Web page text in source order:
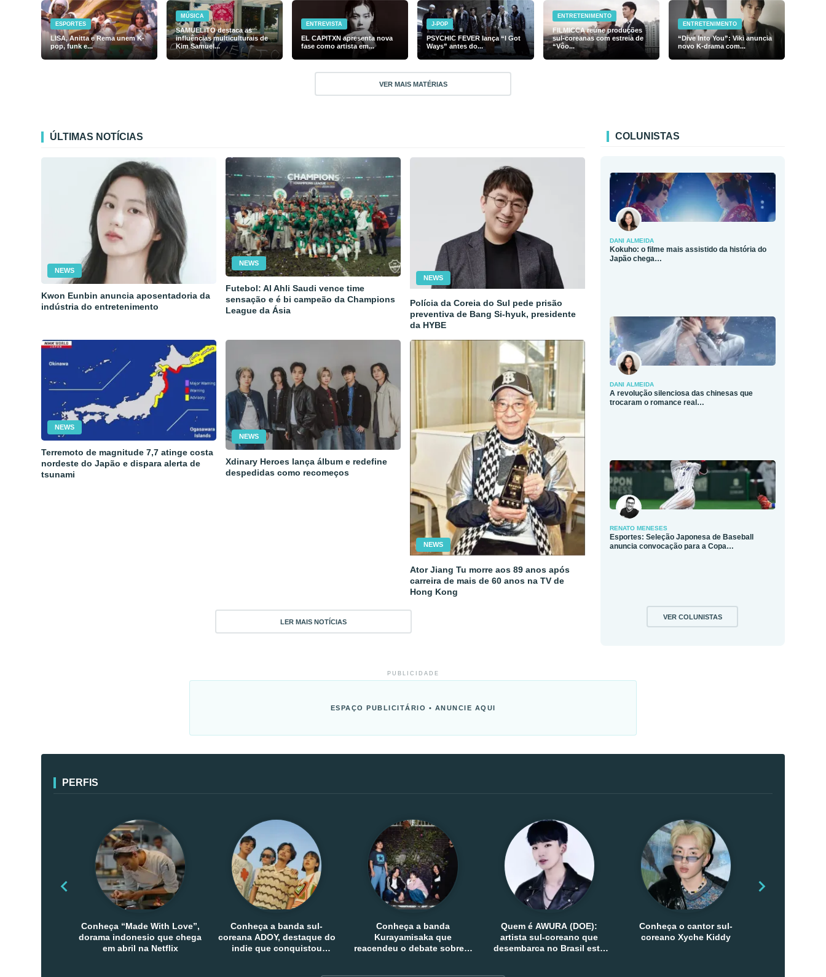
ESPORTES
LISA, Anitta e Rema unem K-
pop, funk e...
MÚSICA
SAMUELiTO destaca as
influências multiculturais de
Kim Samuel...
ENTREVISTA
EL CAPITXN apresenta nova
fase como artista em...
J-POP
PSYCHIC FEVER lança “I Got
Ways” antes do...
ENTRETENIMENTO
FILMICCA reúne produções
sul-coreanas com estreia de
“Vôo...
ENTRETENIMENTO
“Dive Into You”: Viki anuncia
novo K-drama com...
VER MAIS MATÉRIAS
ÚLTIMAS NOTÍCIAS
NEWS
Kwon Eunbin anuncia aposentadoria da
indústria do entretenimento
NEWS
Futebol: Al Ahli Saudi vence time
sensação e é bi campeão da Champions
League da Ásia
NEWS
Polícia da Coreia do Sul pede prisão
preventiva de Bang Si-hyuk, presidente
da HYBE
NEWS
Terremoto de magnitude 7,7 atinge costa
nordeste do Japão e dispara alerta de
tsunami
NEWS
Xdinary Heroes lança álbum e redefine
despedidas como recomeços
NEWS
Ator Jiang Tu morre aos 89 anos após
carreira de mais de 60 anos na TV de
Hong Kong
LER MAIS NOTÍCIAS
COLUNISTAS
DANI ALMEIDA
Kokuho: o filme mais assistido da história do
Japão chega…
DANI ALMEIDA
A revolução silenciosa das chinesas que
trocaram o romance real…
RENATO MENESES
Esportes: Seleção Japonesa de Baseball
anuncia convocação para a Copa…
VER COLUNISTAS
PUBLICIDADE
ESPAÇO PUBLICITÁRIO • ANUNCIE AQUI
PERFIS
Conheça “Made With Love”,
dorama indonesio que chega
em abril na Netflix
Conheça a banda sul-
coreana ADOY, destaque do
indie que conquistou
Conheça a banda
Kurayamisaka que
reacendeu o debate sobre o
Quem é AWURA (DOE):
artista sul-coreano que
desembarca no Brasil esta
Conheça o cantor sul-
coreano Xyche Kiddy